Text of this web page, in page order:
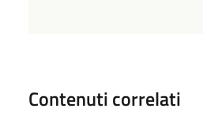
Contenuti correlati